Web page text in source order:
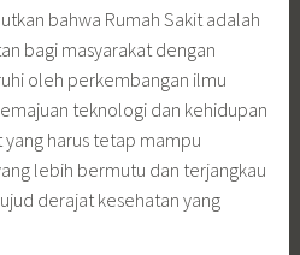
bahwa Rumah Sakit adalah
bagi masyarakat dengan
oleh perkembangan ilmu
teknologi dan kehidupan
harus tetap mampu
lebih bermutu dan terjangkau
derajat kesehatan yang